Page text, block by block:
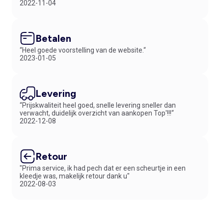
2022-11-04
Betalen
“Heel goede voorstelling van de website.“
2023-01-05
Levering
“Prijskwaliteit heel goed, snelle levering sneller dan
verwacht, duidelijk overzicht van aankopen Top'!!!“
2022-12-08
Retour
"Prima service, ik had pech dat er een scheurtje in een
kleedje was, makelijk retour dank u"
2022-08-03